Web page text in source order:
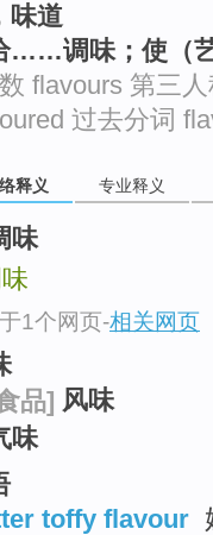
味道
……调味；使（
flavours 第三
过去分词
释义 专业释义
味
1个网页-相关网页
品] 风味
味
toffy flavour